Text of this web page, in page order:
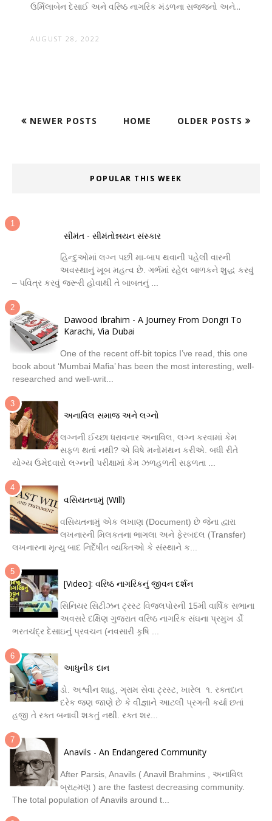
ઉર્મિલાબેન દેસાઈ અને વરિષ્ઠ નાગરિક મંડળના સજ્જનો અને...
AUGUST 28, 2022
NEWER POSTS OLDER POSTS
HOME
POPULAR THIS WEEK
સીમંત - સીમંતોન્નયન સંસ્કાર
હિન્દુઓમાં લગ્ન પછી મા-બાપ થવાની પહેલી વારની
અવસ્થાનું ખૂબ મહત્વ છે. ગર્ભમાં રહેલ બાળકને શુદ્ધ કરવું
– પવિત્ર કરવું જરૂરી હોવાથી તે બાબતનું ...
Dawood Ibrahim - A Journey From Dongri To
Karachi, Via Dubai
One of the recent off-bit topics I’ve read, this one
book about ‘Mumbai Mafia’ has been the most interesting, well-
researched and well-writ...
અનાવિલ સમાજ અને લગ્નો
લગ્નની ઈચ્છા ધરાવનાર અનાવિલ, લગ્ન કરવામાં કેમ
સફળ થતાં નથી? એ વિષે મનોમંથન કરીએ. બધી રીતે
યોગ્ય ઉમેદવારો લગ્નની પરીક્ષામાં કેમ ઝળહળતી સફળતા ...
વસિયતનામું (Will)
વસિયતનામું એક લખાણ (Document) છે જેના દ્વારા
લખનારની મિલકતના ભાગલા અને ફેરબદલ (Transfer)
લખનારના મૃત્યુ બાદ નિર્દેષીત વ્યક્તિઓ કે સંસ્થાને ક...
[Video]: વરિષ્ઠ નાગરિકનું જીવન દર્શન
સિનિયર સિટીઝન ટ્રસ્ટ વિજલપોરની 15મી વાર્ષિક સભાના
અવસરે દક્ષિણ ગુજરાત વરિષ્ઠ નાગરિક સંઘના પ્રમુખ ર્ડો
ભરતચંદ્ર દેસાઇનું પ્રવચન (નવસારી કૃષિ ...
આધુનીક દાન
ડો. અશ્વીન શાહ, ગ્રામ સેવા ટ્રસ્ટ, ખારેલ ૧. રક્તદાન
દરેક જણ જાણે છે કે વીજ્ઞાને આટલી પ્રગતી કર્યા છતાં
હજી તે રક્ત બનાવી શકતું નથી. રક્ત શર...
Anavils - An Endangered Community
After Parsis, Anavils ( Anavil Brahmins , અનાવિલ
બ્રાહ્મણ ) are the fastest decreasing community.
The total population of Anavils around t...